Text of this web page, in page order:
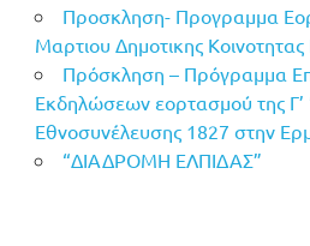
Προσκληση- Προγραμμα
Μαρτιου Δημοτικης Κοινοτητας
Πρόσκληση – Πρόγραμμα
Εκδηλώσεων εορτασμού της Γ’
Εθνοσυνέλευσης 1827 στην
“ΔΙΑΔΡΟΜΗ ΕΛΠΙΔΑΣ”